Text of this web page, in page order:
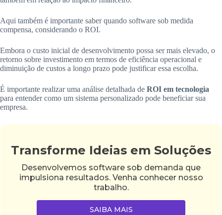
Aqui também é importante saber quando software sob medida
compensa, considerando o ROI.
Embora o custo inicial de desenvolvimento possa ser mais elevado, o
retorno sobre investimento em termos de eficiência operacional e
diminuição de custos a longo prazo pode justificar essa escolha.
É importante realizar uma análise detalhada de ROI em tecnologia
para entender como um sistema personalizado pode beneficiar sua
empresa.
Transforme Ideias em Soluções
Desenvolvemos software sob demanda que
impulsiona resultados. Venha conhecer nosso
trabalho.
SAIBA MAIS